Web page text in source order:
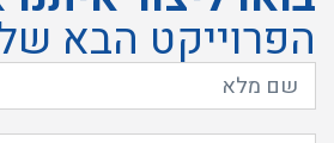
הפרוייקט הבא